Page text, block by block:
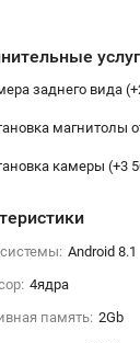
заднего вида (+
магнитолы
камеры (+3
Android 8.1
4ядра
память: 2Gb